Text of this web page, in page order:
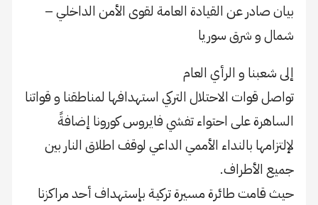
بيان صادر عن القيادة العامة لقوى الأمن الداخلي –
شمال و شرق سوريا
إلى شعبنا و الرأي العام
تواصل قوات الاحتلال التركي استهدافها لمناطقنا و قواتنا
الساهرة على احتواء تفشي فايروس كورونا إضافةً
لإلتزامها بالنداء الأممي الداعي لوقف اطلاق النار بين
جميع الأطراف.
حيث قامت طائرة مسيرة تركية بإستهداف أحد مراكزنا